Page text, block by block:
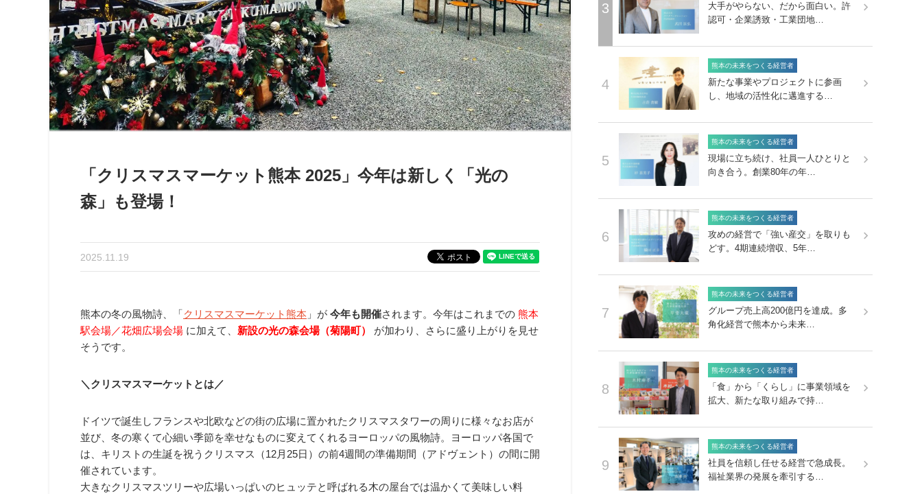
「クリスマスマーケット熊本 2025」今年は新しく「光の
森」も登場！
2025.11.19
熊本の冬の風物詩、「クリスマスマーケット熊本 」が 今年も開催されます。今年はこれまでの 熊本
駅会場／花畑広場会場 に加えて、 新設の光の森会場（菊陽町）
が加わり、さらに盛り上がりを見せ
そうです。
＼クリスマスマーケットとは／
ドイツで誕生しフランスや北欧などの街の広場に置かれたクリスマスタワーの周りに様々なお店が
並び、冬の寒くて心細い季節を幸せなものに変えてくれるヨーロッパの風物詩。ヨーロッパ各国で
は、キリストの生誕を祝うクリスマス（12月25日）の前4週間の準備期間（アドヴェント）の間に開
催されています。
大きなクリスマスツリーや広場いっぱいのヒュッテと呼ばれる木の屋台では温かくて美味しい料
3
大手がやらない、だから面白い。許
認可・企業誘致・工業団地…
4
熊本の未来をつくる経営者
新たな事業やプロジェクトに参画
し、地域の活性化に邁進する…
5
熊本の未来をつくる経営者
現場に立ち続け、社員一人ひとりと
向き合う。創業80年の年…
6
熊本の未来をつくる経営者
攻めの経営で「強い産交」を取りも
どす。4期連続増収、5年…
7
熊本の未来をつくる経営者
グループ売上高200億円を達成。多
角化経営で熊本から未来…
8
熊本の未来をつくる経営者
「食」から「くらし」に事業領域を
拡大、新たな取り組みで持…
9
熊本の未来をつくる経営者
社員を信頼し任せる経営で急成長。
福祉業界の発展を牽引する…